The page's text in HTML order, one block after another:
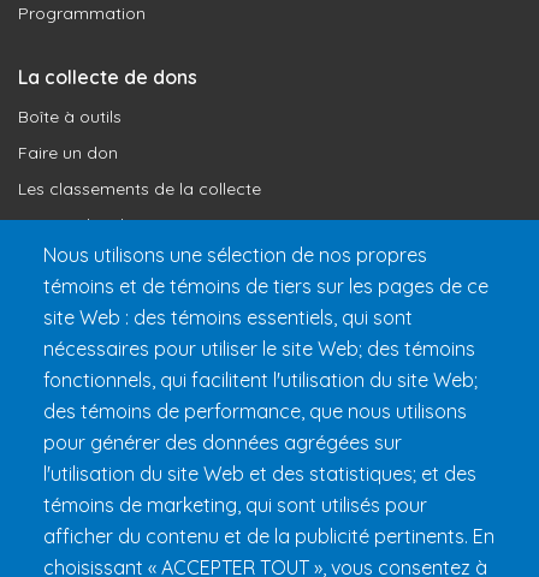
Programmation
La collecte de dons
Boîte à outils
Faire un don
Les classements de la collecte
Où vont les dons
Le programme de reconnaissance
Préparer son 24h
Informations pratiques
FAQ et règlements
Nous utilisons une sélection de nos propres
témoins et de témoins de tiers sur les pages de ce
site Web : des témoins essentiels, qui sont
nécessaires pour utiliser le site Web; des témoins
fonctionnels, qui facilitent l'utilisation du site Web;
des témoins de performance, que nous utilisons
pour générer des données agrégées sur
l'utilisation du site Web et des statistiques; et des
témoins de marketing, qui sont utilisés pour
afficher du contenu et de la publicité pertinents. En
choisissant « ACCEPTER TOUT », vous consentez à